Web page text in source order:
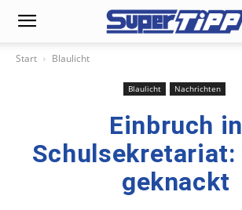
Start Blaulicht
Blaulicht Nachrichten
Einbruch in
Schulsekretariat:
geknackt